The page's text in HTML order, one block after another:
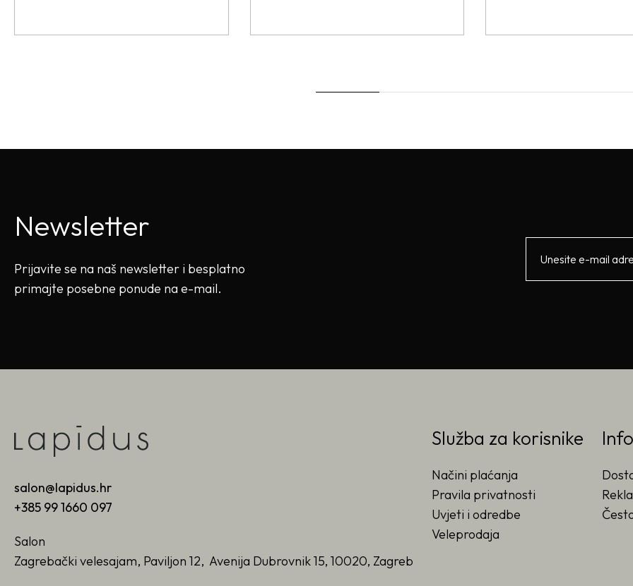
Newsletter
Prijavite se na naš newsletter i besplatno
primajte posebne ponude na e-mail.
salon@lapidus.hr
+385 99 1660 097
Salon
Zagrebački velesajam, Paviljon 12, Avenija Dubrovnik 15, 10020, Zagreb
Služba za korisnike
Načini plaćanja
Pravila privatnosti
Uvjeti i odredbe
Veleprodaja